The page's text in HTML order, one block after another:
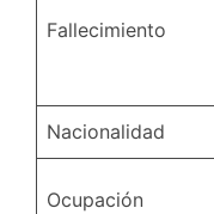
Fallecimiento
Nacionalidad
Ocupación